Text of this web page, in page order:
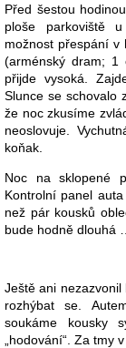
Před šestou
ploše parkoviště
možnost přespání v
(arménský dram;
přijde vysoká.
Slunce se schovalo
že noc zkusíme
neoslovuje.
koňak.
Noc na sklopené
Kontrolní panel
než pár kousků
bude hodně dlouhá
Ještě ani
rozhýbat se.
soukáme kousky
„hodování“. Za tmy